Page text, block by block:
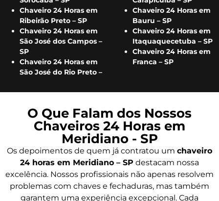
Chaveiro 24 Horas em
Ribeirão Preto – SP
Chaveiro 24 Horas em
São José dos Campos –
SP
Chaveiro 24 Horas em
São José do Rio Preto –
Chaveiro 24 Horas em
Bauru – SP
Chaveiro 24 Horas em
Itaquaquecetuba – SP
Chaveiro 24 Horas em
Franca – SP
O Que Falam dos Nossos
Chaveiros 24 Horas em
Meridiano - SP
Os depoimentos de quem já contratou um chaveiro
24 horas em Meridiano – SP destacam nossa
excelência. Nossos profissionais não apenas resolvem
problemas com chaves e fechaduras, mas também
garantem uma experiência excepcional. Cada